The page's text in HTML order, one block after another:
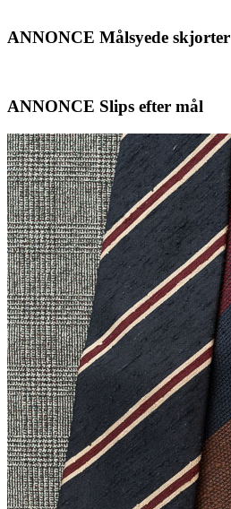
ANNONCE Målsyede skjorter
ANNONCE Slips efter mål